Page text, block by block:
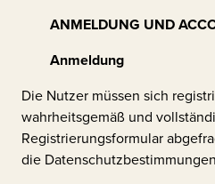
ANMELDUNG UND
Anmeldung
Die Nutzer müssen sich
wahrheitsgemäß und
Registrierungsformular
die